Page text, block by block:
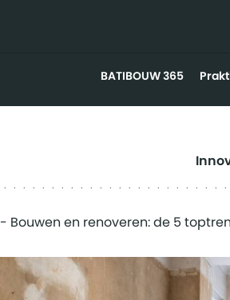
BATIBOUW 365
- Bouwen en renoveren: de 5